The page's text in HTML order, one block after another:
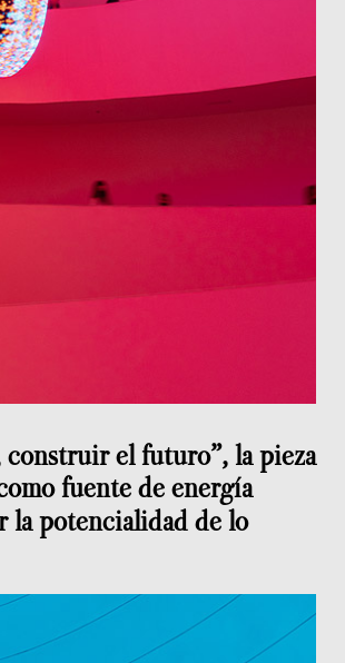
construir el futuro”, la pieza
fuente de energía
la potencialidad de lo